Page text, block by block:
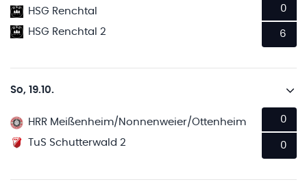
HSG Renchtal
HSG Renchtal 2
0
6
So, 19.10.
HRR Meißenheim/Nonnenweier/Ottenheim
TuS Schutterwald 2
0
0